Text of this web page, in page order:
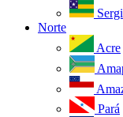
Norte
Acre
Pará